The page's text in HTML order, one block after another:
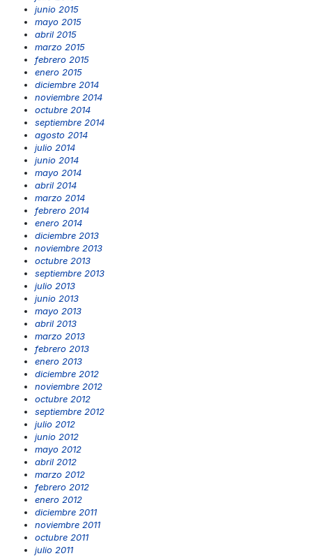
junio 2015
mayo 2015
abril 2015
marzo 2015
febrero 2015
enero 2015
diciembre 2014
noviembre 2014
octubre 2014
septiembre 2014
agosto 2014
julio 2014
junio 2014
mayo 2014
abril 2014
marzo 2014
febrero 2014
enero 2014
diciembre 2013
noviembre 2013
octubre 2013
septiembre 2013
julio 2013
junio 2013
mayo 2013
abril 2013
marzo 2013
febrero 2013
enero 2013
diciembre 2012
noviembre 2012
octubre 2012
septiembre 2012
julio 2012
junio 2012
mayo 2012
abril 2012
marzo 2012
febrero 2012
enero 2012
diciembre 2011
noviembre 2011
octubre 2011
julio 2011